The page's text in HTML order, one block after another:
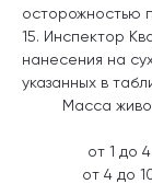
осторожностью
15. Инспектор
нанесения на
указанных в
Масса
от 1 до 4
от 4 до